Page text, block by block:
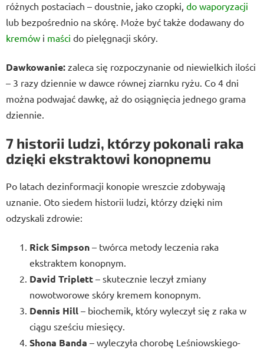
różnych postaciach – doustnie, jako czopki, do waporyzacji
lub bezpośrednio na skórę. Może być także dodawany do
kremów i maści do pielęgnacji skóry.
Dawkowanie: zaleca się rozpoczynanie od niewielkich ilości
– 3 razy dziennie w dawce równej ziarnku ryżu. Co 4 dni
można podwajać dawkę, aż do osiągnięcia jednego grama
dziennie.
7 historii ludzi, którzy pokonali raka
dzięki ekstraktowi konopnemu
Po latach dezinformacji konopie wreszcie zdobywają
uznanie. Oto siedem historii ludzi, którzy dzięki nim
odzyskali zdrowie:
Rick Simpson – twórca metody leczenia raka
ekstraktem konopnym.
David Triplett – skutecznie leczył zmiany
nowotworowe skóry kremem konopnym.
Dennis Hill – biochemik, który wyleczył się z raka w
ciągu sześciu miesięcy.
Shona Banda – wyleczyła chorobę Leśniowskiego-